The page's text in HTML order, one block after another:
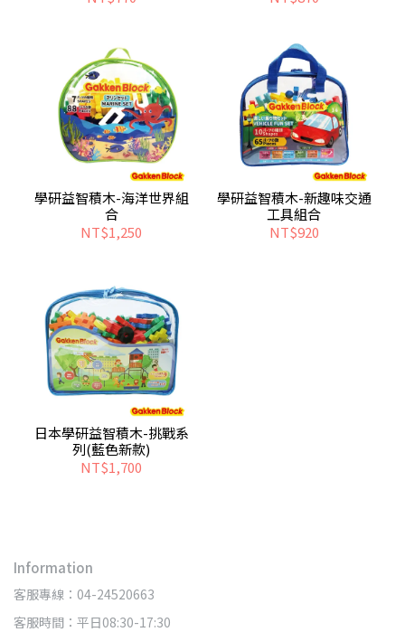
學研益智積木-海洋世界組
合
NT$1,250
學研益智積木-新趣味交通
工具組合
NT$920
日本學研益智積木-挑戰系
列(藍色新款)
NT$1,700
Information
客服專線：04-24520663
客服時間：平日08:30-17:30